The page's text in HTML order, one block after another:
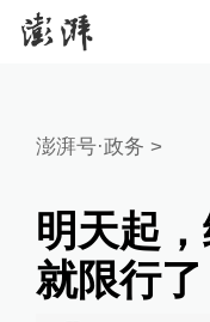
澎湃号·政务 >
明天起
就限行了